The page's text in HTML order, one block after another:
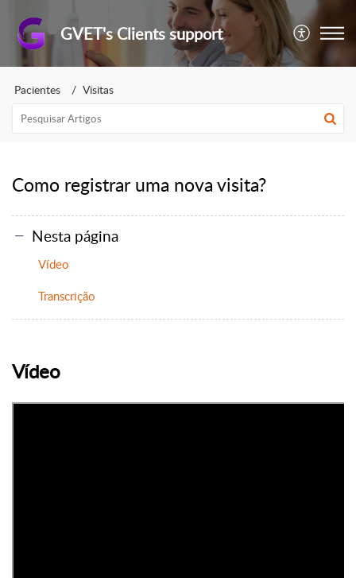
GVET's Clients support
Pacientes Visitas
Como registrar uma nova visita?
Nesta página
Vídeo
Transcrição
Vídeo